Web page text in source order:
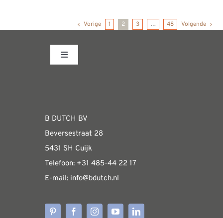
meerdere
worden
op
de
productpagina
Vorige 1 2 3 … 48 Volgende
Toggle
WEBSHOP
Algemene informatie &
Verzendkosten
Levertijden
B DUTCH BV
Beversestraat 28
5431 SH Cuijk
Telefoon: +31 485-44 22 17
E-mail: info@bdutch.nl